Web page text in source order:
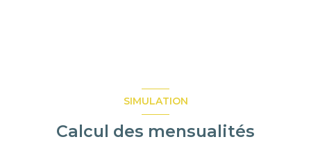
SIMULATION
Calcul des mensualités